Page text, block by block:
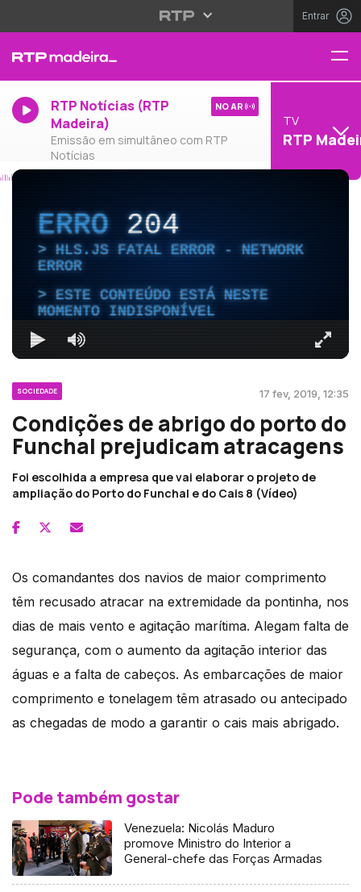
Entrar
RTP Notícias (RTP
Madeira)
Emissão em simultâneo com RTP
Notícias
NO AR
TV
RTP
ERRO204
HLS.JS FATAL ERROR - NETWORK
ERROR
ESTE CONTEÚDO ESTÁ NESTE
MOMENTO INDISPONÍVEL
SOCIEDADE 17 fev, 2019, 12:35
Condições de abrigo do porto do
Funchal prejudicam atracagens
Foi escolhida a empresa que vai elaborar o projeto de
ampliação do Porto do Funchal e do Cais 8 (Vídeo)
Os comandantes dos navios de maior comprimento
têm recusado atracar na extremidade da pontinha, nos
dias de mais vento e agitação marítima. Alegam falta de
segurança, com o aumento da agitação interior das
águas e a falta de cabeços. As embarcações de maior
comprimento e tonelagem têm atrasado ou antecipado
as chegadas de modo a garantir o cais mais abrigado.
Pode também gostar
Venezuela: Nicolás Maduro
promove Ministro do Interior a
General-chefe das Forças Armadas